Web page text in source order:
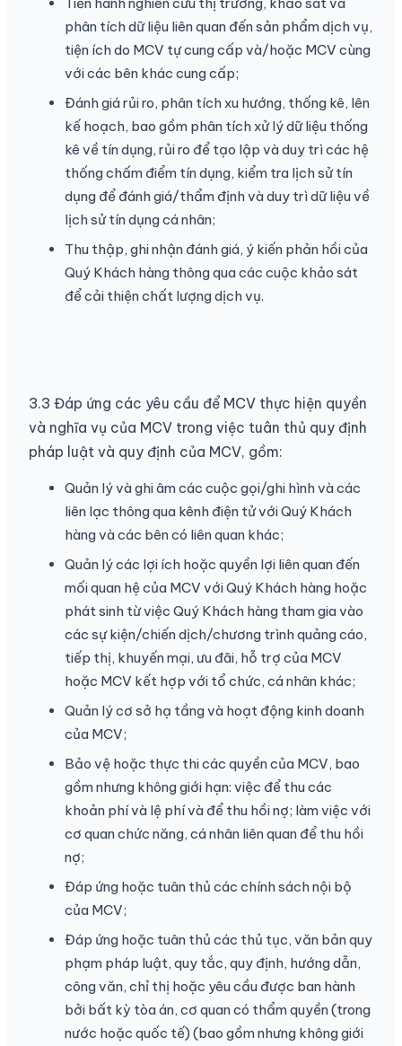
phân tích dữ liệu liên quan đến sản phẩm dịch vụ,
tiện ích do MCV tự cung cấp và/hoặc MCV cùng
với các bên khác cung cấp;
Đánh giá rủi ro, phân tích xu hướng, thống kê, lên
kế hoạch, bao gồm phân tích xử lý dữ liệu thống
kê về tín dụng, rủi ro để tạo lập và duy trì các hệ
thống chấm điểm tín dụng, kiểm tra lịch sử tín
dụng để đánh giá/thẩm định và duy trì dữ liệu về
lịch sử tín dụng cá nhân;
Thu thập, ghi nhận đánh giá, ý kiến phản hồi của
Quý Khách hàng thông qua các cuộc khảo sát
để cải thiện chất lượng dịch vụ.
3.3 Đáp ứng các yêu cầu để MCV thực hiện quyền
và nghĩa vụ của MCV trong việc tuân thủ quy định
pháp luật và quy định của MCV, gồm:
Quản lý và ghi âm các cuộc gọi/ghi hình và các
liên lạc thông qua kênh điện tử với Quý Khách
hàng và các bên có liên quan khác;
Quản lý các lợi ích hoặc quyền lợi liên quan đến
mối quan hệ của MCV với Quý Khách hàng hoặc
phát sinh từ việc Quý Khách hàng tham gia vào
các sự kiện/chiến dịch/chương trình quảng cáo,
tiếp thị, khuyến mại, ưu đãi, hỗ trợ của MCV
hoặc MCV kết hợp với tổ chức, cá nhân khác;
Quản lý cơ sở hạ tầng và hoạt động kinh doanh
của MCV;
Bảo vệ hoặc thực thi các quyền của MCV, bao
gồm nhưng không giới hạn: việc để thu các
khoản phí và lệ phí và để thu hồi nợ; làm việc với
cơ quan chức năng, cá nhân liên quan để thu hồi
nợ;
Đáp ứng hoặc tuân thủ các chính sách nội bộ
của MCV;
Đáp ứng hoặc tuân thủ các thủ tục, văn bản quy
phạm pháp luật, quy tắc, quy định, hướng dẫn,
công văn, chỉ thị hoặc yêu cầu được ban hành
bởi bất kỳ tòa án, cơ quan có thẩm quyền (trong
nước hoặc quốc tế) (bao gồm nhưng không giới